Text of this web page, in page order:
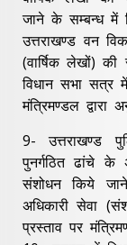
जाने के सम्बन्ध में
उत्तराखण्ड वन
(वार्षिक लेखों) की
विधान सभा सत्र
मंत्रिमण्डल द्वारा
9- उत्तराखण्ड
पुनर्गठित ढांचे के
संशोधन किये जाने
अधिकारी सेवा
प्रस्ताव पर